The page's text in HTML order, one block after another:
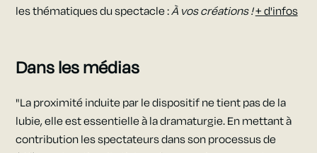
les thématiques du spectacle :À vos créations !+ d'infos
Dans les médias
"La proximité induite par le dispositif ne tient pas de la
lubie, elle est essentielle à la dramaturgie. En mettant à
contribution les spectateurs dans son processus de